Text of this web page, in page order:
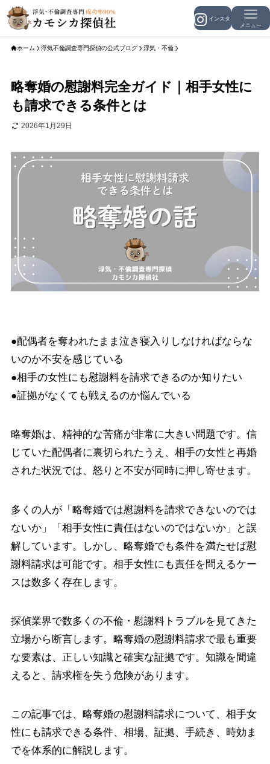
メニュー
ホーム 浮気不倫調査専門探偵の公式ブログ 浮気・不倫
略奪婚の慰謝料完全ガイド｜相手女性に
も請求できる条件とは
2026年1月29日
●配偶者を奪われたまま泣き寝入りしなければならな
いのか不安を感じている
●相手の女性にも慰謝料を請求できるのか知りたい
●証拠がなくても戦えるのか悩んでいる
略奪婚は、精神的な苦痛が非常に大きい問題です。信
じていた配偶者に裏切られたうえ、相手の女性と再婚
された状況では、怒りと不安が同時に押し寄せます。
多くの人が「略奪婚では慰謝料を請求できないのでは
ないか」「相手女性に責任はないのではないか」と誤
解しています。しかし、略奪婚でも条件を満たせば慰
謝料請求は可能です。相手女性にも責任を問えるケー
スは数多く存在します。
探偵業界で数多くの不倫・慰謝料トラブルを見てきた
立場から断言します。略奪婚の慰謝料請求で最も重要
な要素は、正しい知識と確実な証拠です。知識を間違
えると、請求権を失う危険があります。
この記事では、略奪婚の慰謝料請求について、相手女
性にも請求できる条件、相場、証拠、手続き、時効ま
でを体系的に解説します。